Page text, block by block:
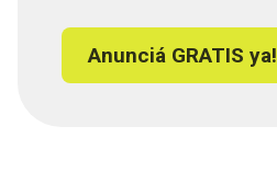
Anunciá GRATIS ya!